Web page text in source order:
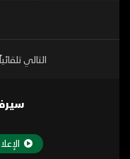
التالي تلقائياً